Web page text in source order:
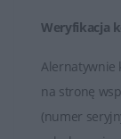
odpowiednie
Weryfikacja
Alernatywnie
na stronę
(numer